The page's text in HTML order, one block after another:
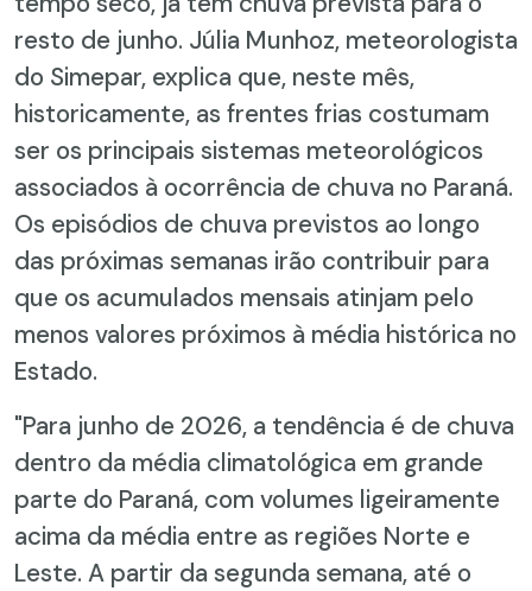
resto de junho. Júlia Munhoz, meteorologista
do Simepar, explica que, neste mês,
historicamente, as frentes frias costumam
ser os principais sistemas meteorológicos
associados à ocorrência de chuva no Paraná.
Os episódios de chuva previstos ao longo
das próximas semanas irão contribuir para
que os acumulados mensais atinjam pelo
menos valores próximos à média histórica no
Estado.
"Para junho de 2026, a tendência é de chuva
dentro da média climatológica em grande
parte do Paraná, com volumes ligeiramente
acima da média entre as regiões Norte e
Leste. A partir da segunda semana, até o